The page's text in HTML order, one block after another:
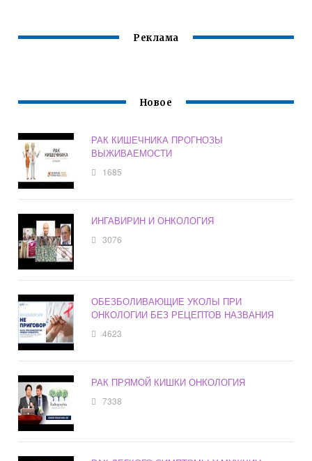
Реклама
Новое
РАК КИШЕЧНИКА ПРОГНОЗЫ
ВЫЖИВАЕМОСТИ
1685
ИНГАВИРИН И ОНКОЛОГИЯ
3076
ОБЕЗБОЛИВАЮЩИЕ УКОЛЫ ПРИ
ОНКОЛОГИИ БЕЗ РЕЦЕПТОВ НАЗВАНИЯ
4623
РАК ПРЯМОЙ КИШКИ ОНКОЛОГИЯ
7338